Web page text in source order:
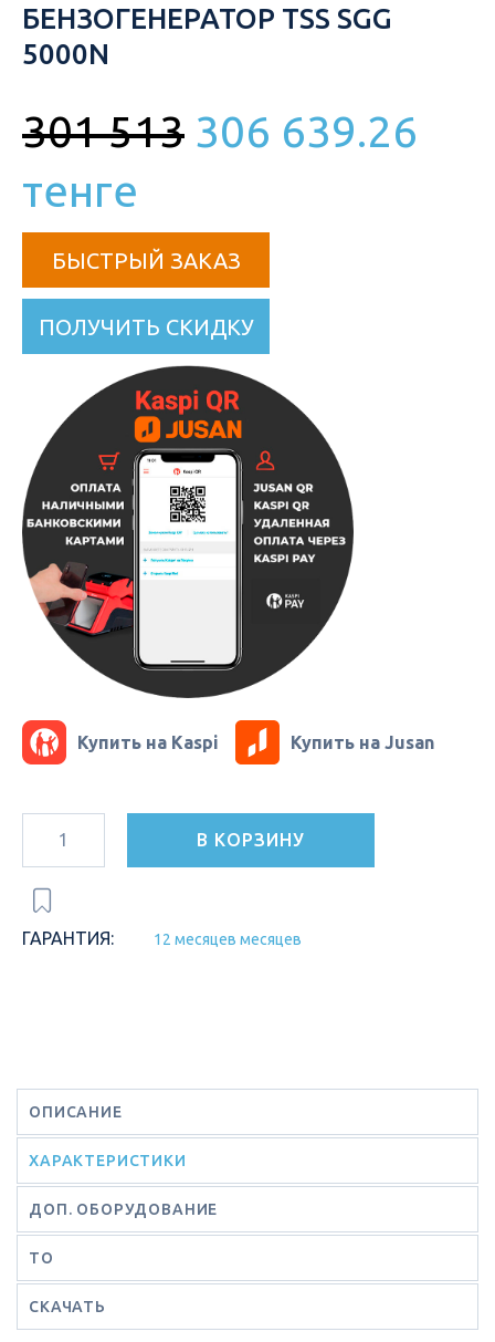
БЕНЗОГЕНЕРАТОР TSS SGG
5000N
301 513 306 639.26
тенге
БЫСТРЫЙ ЗАКАЗ
ПОЛУЧИТЬ СКИДКУ
Купить на Kaspi Купить на Jusan
В КОРЗИНУ
ГАРАНТИЯ: 12 месяцев месяцев
ОПИСАНИЕ
ХАРАКТЕРИСТИКИ
ДОП. ОБОРУДОВАНИЕ
ТО
СКАЧАТЬ